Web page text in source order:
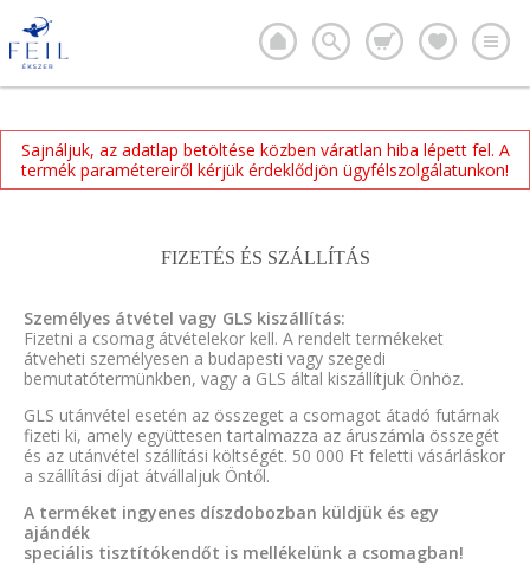
Sajnáljuk, az adatlap betöltése közben váratlan hiba lépett fel. A
termék paramétereiről kérjük érdeklődjön ügyfélszolgálatunkon!
FIZETÉS ÉS SZÁLLÍTÁS
Személyes átvétel vagy GLS kiszállítás:
Fizetni a csomag átvételekor kell. A rendelt termékeket
átveheti személyesen a budapesti vagy szegedi
bemutatótermünkben, vagy a GLS által kiszállítjuk Önhöz.
GLS utánvétel esetén az összeget a csomagot átadó futárnak
fizeti ki, amely együttesen tartalmazza az áruszámla összegét
és az utánvétel szállítási költségét. 50 000 Ft feletti vásárláskor
a szállítási díjat átvállaljuk Öntől.
A terméket ingyenes díszdobozban küldjük és egy
ajándék
speciális tisztítókendőt is mellékelünk a csomagban!